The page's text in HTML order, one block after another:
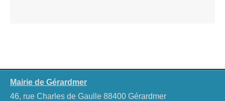
Mairie de Gérardmer
46, rue Charles de Gaulle 88400 Gérardmer